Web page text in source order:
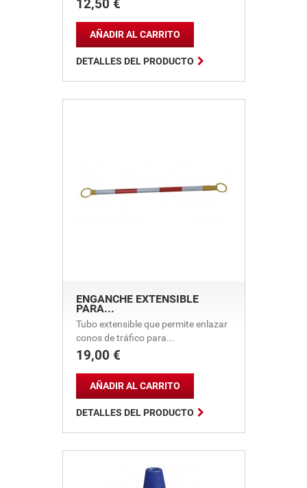
Precio
12,50 €

AÑADIR AL CARRITO
DETALLES DEL PRODUCTO
ENGANCHE EXTENSIBLE
PARA...
Tubo extensible que permite enlazar
conos de tráfico para...
Precio
19,00 €

AÑADIR AL CARRITO
DETALLES DEL PRODUCTO